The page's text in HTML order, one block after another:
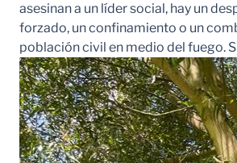
asesinan a un líder social, hay un
forzado, un confinamiento o un
población civil en medio del fuego.